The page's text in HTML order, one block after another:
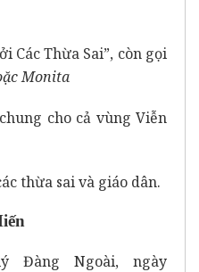
Các Thừa Sai”, còn gọi
Monita
cho cả vùng Viễn
thừa sai và giáo dân.
Đàng Ngoài, ngày